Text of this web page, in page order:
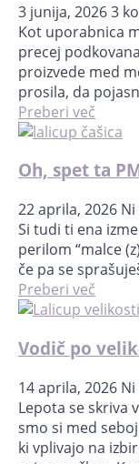
3 junija, 20263
Kot uporabnica
precej
proizvede med
prosila, da
Preberi več
Oh, spet ta
22 aprila, 2026
Si tudi ti ena
perilom “malce
če pa se
Preberi več
Vodič po
14 aprila, 2026
Lepota se skriva
smo si med
ki vplivajo na